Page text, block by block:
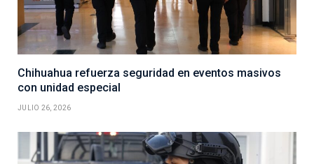
Chihuahua refuerza seguridad en eventos masivos
con unidad especial
JULIO 26, 2026